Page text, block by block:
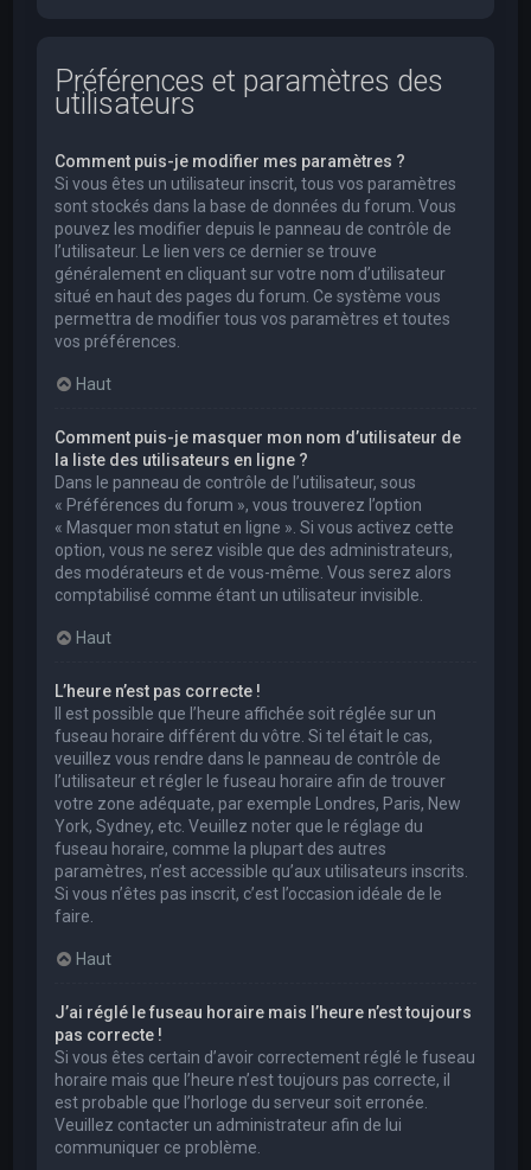
Préférences et paramètres des
utilisateurs
Comment puis-je modifier mes paramètres ?
Si vous êtes un utilisateur inscrit, tous vos paramètres
sont stockés dans la base de données du forum. Vous
pouvez les modifier depuis le panneau de contrôle de
l’utilisateur. Le lien vers ce dernier se trouve
généralement en cliquant sur votre nom d’utilisateur
situé en haut des pages du forum. Ce système vous
permettra de modifier tous vos paramètres et toutes
vos préférences.
Haut
Comment puis-je masquer mon nom d’utilisateur de
la liste des utilisateurs en ligne ?
Dans le panneau de contrôle de l’utilisateur, sous
« Préférences du forum », vous trouverez l’option
« Masquer mon statut en ligne ». Si vous activez cette
option, vous ne serez visible que des administrateurs,
des modérateurs et de vous-même. Vous serez alors
comptabilisé comme étant un utilisateur invisible.
Haut
L’heure n’est pas correcte !
Il est possible que l’heure affichée soit réglée sur un
fuseau horaire différent du vôtre. Si tel était le cas,
veuillez vous rendre dans le panneau de contrôle de
l’utilisateur et régler le fuseau horaire afin de trouver
votre zone adéquate, par exemple Londres, Paris, New
York, Sydney, etc. Veuillez noter que le réglage du
fuseau horaire, comme la plupart des autres
paramètres, n’est accessible qu’aux utilisateurs inscrits.
Si vous n’êtes pas inscrit, c’est l’occasion idéale de le
faire.
Haut
J’ai réglé le fuseau horaire mais l’heure n’est toujours
pas correcte !
Si vous êtes certain d’avoir correctement réglé le fuseau
horaire mais que l’heure n’est toujours pas correcte, il
est probable que l’horloge du serveur soit erronée.
Veuillez contacter un administrateur afin de lui
communiquer ce problème.